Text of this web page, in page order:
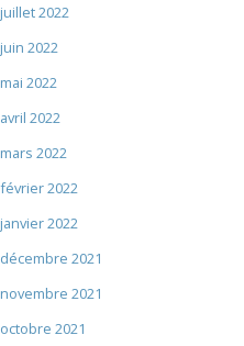
juillet 2022
juin 2022
mai 2022
avril 2022
mars 2022
février 2022
janvier 2022
décembre 2021
novembre 2021
octobre 2021